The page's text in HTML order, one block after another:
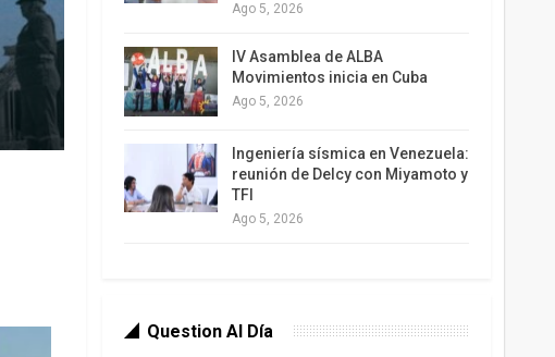
Ago 5, 2026
IV Asamblea de ALBA
Movimientos inicia en Cuba
Ago 5, 2026
Ingeniería sísmica en Venezuela:
reunión de Delcy con Miyamoto y
TFI
Ago 5, 2026
Question Al Día